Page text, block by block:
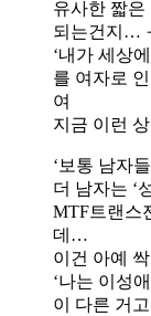
유사한 짧은
되는건지…
‘내가 세상
를 여자로
여
지금 이런
‘보통 남자
더 남자는 ‘
MTF트랜스
데…
이건 아예
‘나는 이성
이 다른 거고